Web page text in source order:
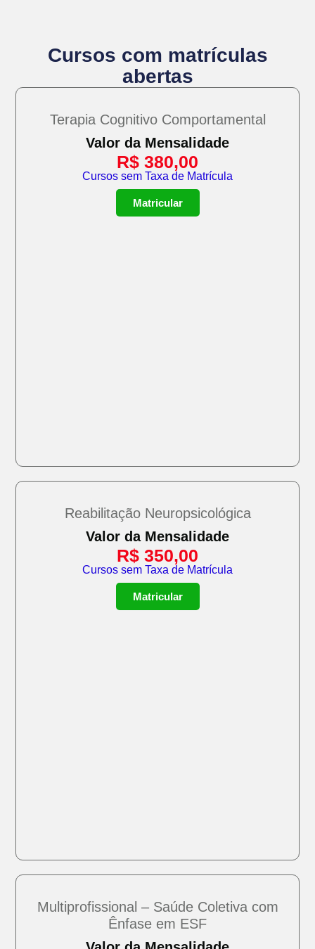
Cursos com matrículas
abertas
Terapia Cognitivo Comportamental
Valor da Mensalidade
R$ 380,00
Cursos sem Taxa de Matrícula
Matricular
Reabilitação Neuropsicológica
Valor da Mensalidade
R$ 350,00
Cursos sem Taxa de Matrícula
Matricular
Multiprofissional – Saúde Coletiva com
Ênfase em ESF